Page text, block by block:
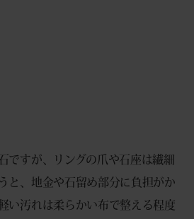
ですが、リングの爪や石座は繊細
と、地金や石留め部分に負担がか
い汚れは柔らかい布で整える程度